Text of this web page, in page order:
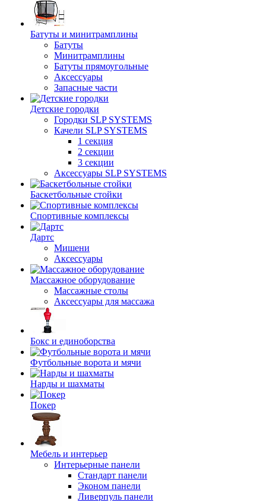
Батуты и минитрамплины
Батуты
Минитрамплины
Батуты прямоугольные
Аксессуары
Запасные части
Детские городки
Городки SLP SYSTEMS
Качели SLP SYSTEMS
1 секция
2 секции
3 секции
Аксессуары SLP SYSTEMS
Баскетбольные стойки
Спортивные комплексы
Дартс
Мишени
Аксессуары
Массажное оборудование
Массажные столы
Аксессуары для массажа
Бокс и единоборства
Футбольные ворота и мячи
Нарды и шахматы
Покер
Мебель и интерьер
Интерьерные панели
Стандарт панели
Эконом панели
Ливерпуль панели